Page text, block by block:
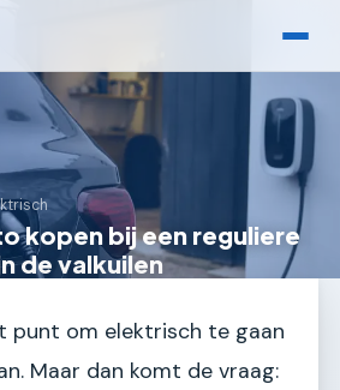
kopen bij een reguliere
de valkuilen
punt om elektrisch te gaan
Maar dan komt de vraag: